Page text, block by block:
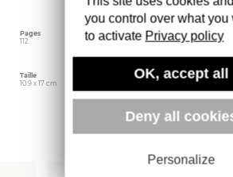
1920 à 1926.
Pages
112
Langue
Français
Taille
10.9 x 17 cm
Éditeur
Rivages
Plus
you control over what you
to activate Privacy policy
OK, accept all
Deny all
Personalize